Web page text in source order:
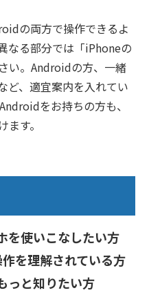
の両方で操作できるよ
なる部分では「iPhoneの
い。Androidの方、一緒
ど、適宜案内を入れてい
をお持ちの方も、
す。
使いこなしたい方
を理解されている方
っと知りたい方